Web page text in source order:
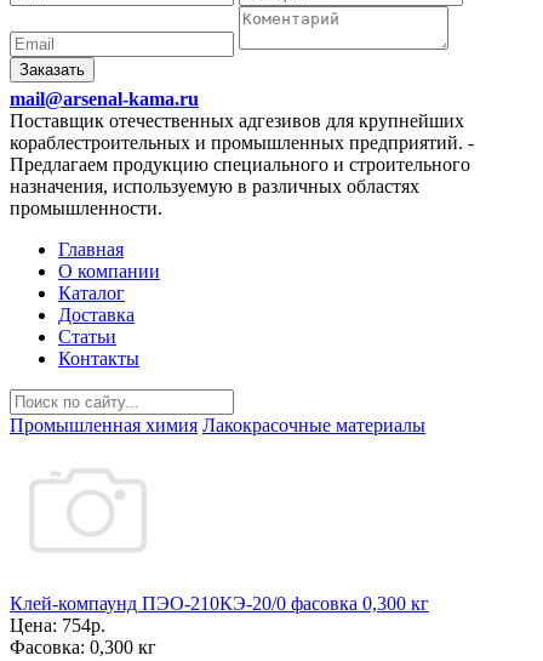
Заказать
mail@arsenal-kama.ru
Поставщик отечественных адгезивов для крупнейших
кораблестроительных и промышленных предприятий. -
Предлагаем продукцию специального и строительного
назначения, используемую в различных областях
промышленности.
Главная
О компании
Каталог
Доставка
Статьи
Контакты
Промышленная химия Лакокрасочные материалы
Клей-компаунд ПЭО-210КЭ-20/0 фасовка 0,300 кг
Цена: 754р.
Фасовка: 0,300 кг